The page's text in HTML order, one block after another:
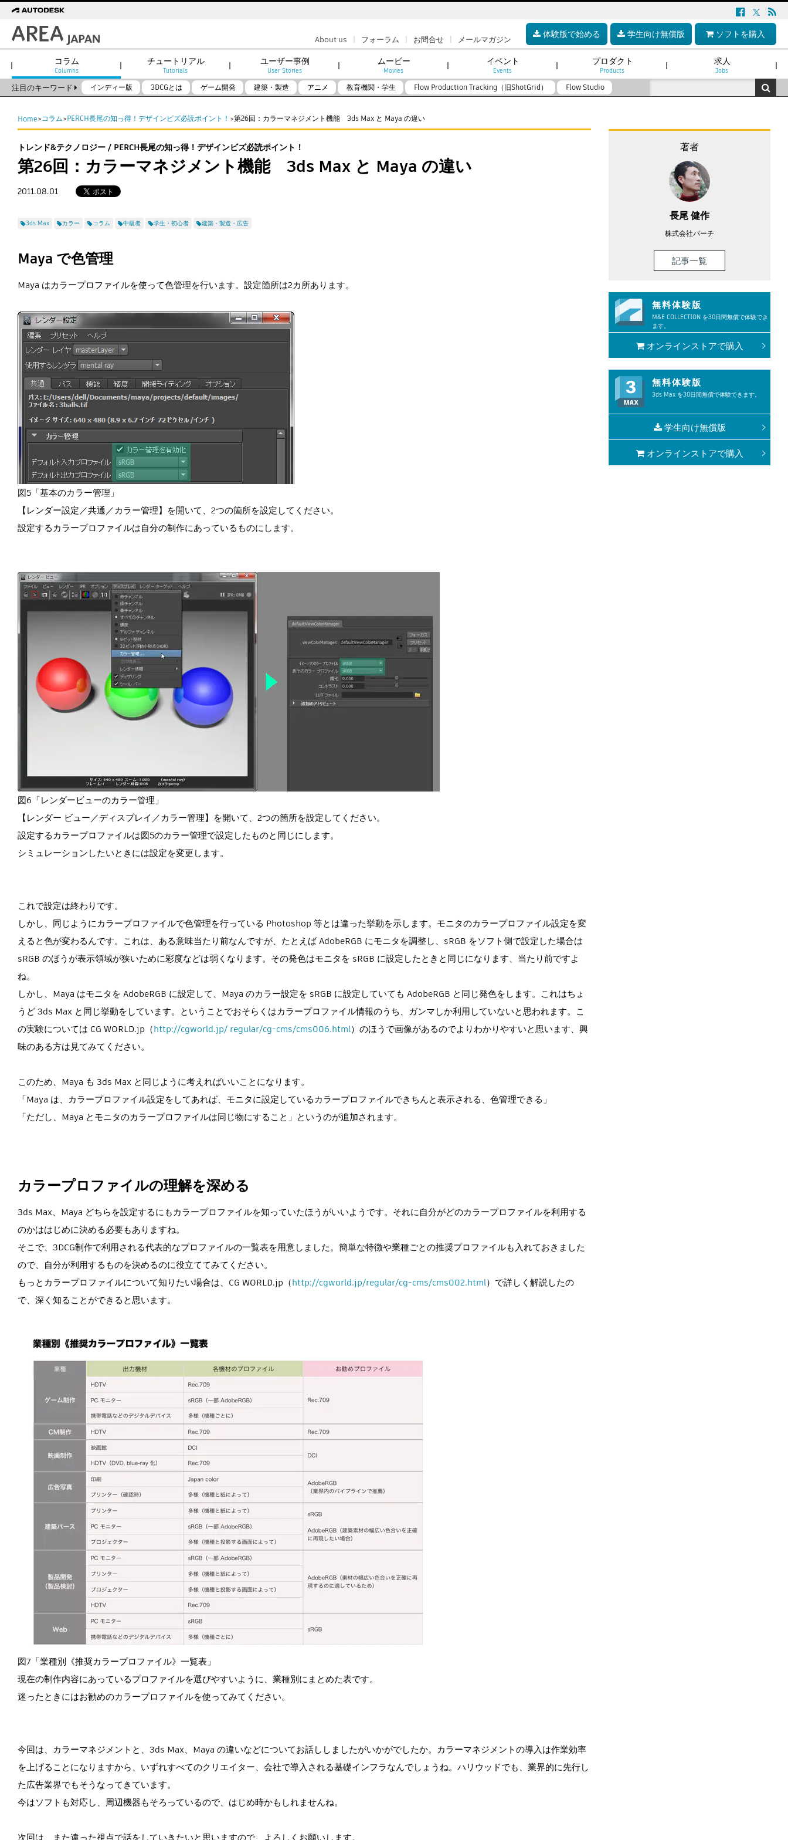
体験版で始める 学生向け無償版 ソフトを購入
About us | フォーラム | お問合せ | メールマガジン
コラム
Columns
チュートリアル
Tutorials
ユーザー事例
User Stories
ムービー
Movies
イベント
Events
プロダクト
Products
求人
Jobs
注目のキーワード インディー版 3DCGとは ゲーム開発 建築・製造 アニメ 教育機関・学生 Flow Production Tracking（旧ShotGrid） Flow Studio
Home>コラム>PERCH長尾の知っ得！デザインビズ必読ポイント！ >第26回：カラーマネジメント機能 3ds Max と Maya の違い
トレンド&テクノロジー / PERCH長尾の知っ得！デザインビズ必読ポイント！
第26回：カラーマネジメント機能 3ds Max と Maya の違い
2011.08.01
3ds Max カラー コラム 中級者 学生・初心者 建築・製造・広告
Maya で色管理
Maya はカラープロファイルを使って色管理を行います。設定箇所は2カ所あります。
図5「基本のカラー管理」
【レンダー設定／共通／カラー管理】を開いて、2つの箇所を設定してください。
設定するカラープロファイルは自分の制作にあっているものにします。
図6「レンダービューのカラー管理」
【レンダー ビュー／ディスプレイ／カラー管理】を開いて、2つの箇所を設定してください。
設定するカラープロファイルは図5のカラー管理で設定したものと同じにします。
シミュレーションしたいときには設定を変更します。
これで設定は終わりです。
しかし、同じようにカラープロファイルで色管理を行っている Photoshop 等とは違った挙動を示します。モニタのカラープロファイル設定を変
えると色が変わるんです。これは、ある意味当たり前なんですが、たとえば AdobeRGB にモニタを調整し、sRGB をソフト側で設定した場合は
sRGB のほうが表示領域が狭いために彩度などは弱くなります。その発色はモニタを sRGB に設定したときと同じになります、当たり前ですよ
ね。
しかし、Maya はモニタを AdobeRGB に設定して、Maya のカラー設定を sRGB に設定していても AdobeRGB と同じ発色をします。これはちょ
うど 3ds Max と同じ挙動をしています。ということでおそらくはカラープロファイル情報のうち、ガンマしか利用していないと思われます。こ
の実験については CG WORLD.jp（http://cgworld.jp/ regular/cg-cms/cms006.html）のほうで画像があるのでよりわかりやすいと思います、興
味のある方は見てみてください。
このため、Maya も 3ds Max と同じように考えればいいことになります。
「Maya は、カラープロファイル設定をしてあれば、モニタに設定しているカラープロファイルできちんと表示される、色管理できる」
「ただし、Maya とモニタのカラープロファイルは同じ物にすること」というのが追加されます。
カラープロファイルの理解を深める
3ds Max、Maya どちらを設定するにもカラープロファイルを知っていたほうがいいようです。それに自分がどのカラープロファイルを利用する
のかははじめに決める必要もありますね。
そこで、3DCG制作で利用される代表的なプロファイルの一覧表を用意しました。簡単な特徴や業種ごとの推奨プロファイルも入れておきました
ので、自分が利用するものを決めるのに役立ててみてください。
もっとカラープロファイルについて知りたい場合は、CG WORLD.jp（http://cgworld.jp/regular/cg-cms/cms002.html）で詳しく解説したの
で、深く知ることができると思います。
図7「業種別《推奨カラープロファイル》一覧表」
現在の制作内容にあっているプロファイルを選びやすいように、業種別にまとめた表です。
迷ったときにはお勧めのカラープロファイルを使ってみてください。
今回は、カラーマネジメントと、3ds Max、Maya の違いなどについてお話ししましたがいかがでしたか。カラーマネジメントの導入は作業効率
を上げることになりますから、いずれすべてのクリエイター、会社で導入される基礎インフラなんでしょうね。ハリウッドでも、業界的に先行し
た広告業界でもそうなってきています。
今はソフトも対応し、周辺機器もそろっているので、はじめ時かもしれませんね。
次回は、また違った視点で話をしていきたいと思いますので、よろしくお願いします。
著者
長尾 健作
株式会社パーチ
記事一覧
無料体験版
M&E COLLECTION を30日間無償で体験でき
ます。
オンラインストアで購入
無料体験版
3ds Max を30日間無償で体験できます。
学生向け無償版
オンラインストアで購入